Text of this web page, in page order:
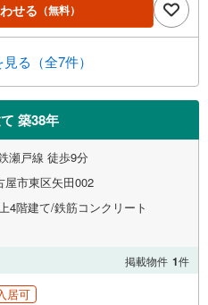
せる （無料）
る（全7件）
築38年
瀬戸線 徒歩9分
屋市東区矢田002
4階建て/鉄筋コンクリート
掲載物件 1件
居可